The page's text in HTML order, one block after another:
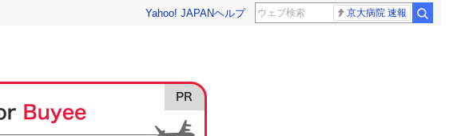
Yahoo! JAPANヘルプ 京大病院 速報